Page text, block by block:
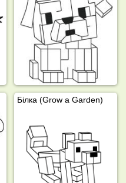
Білка (Grow a Garden)